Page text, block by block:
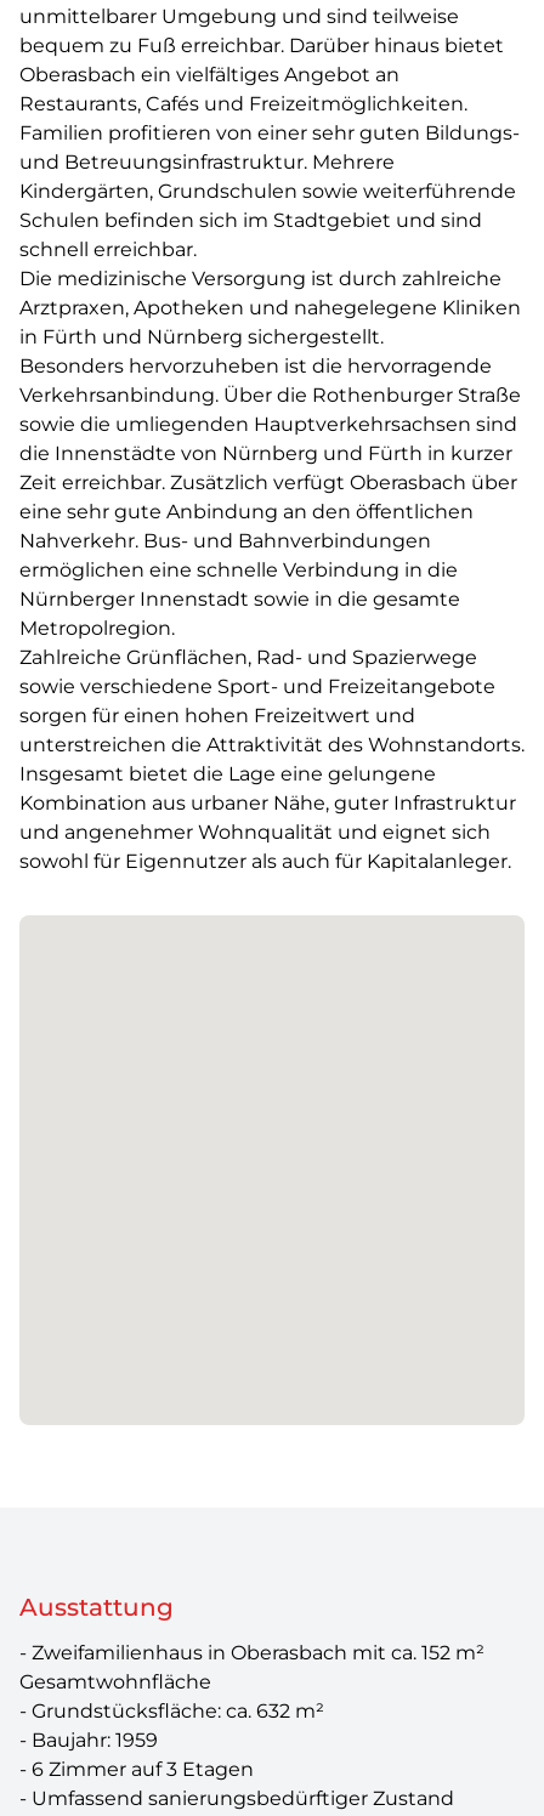
unmittelbarer Umgebung und sind teilweise
bequem zu Fuß erreichbar. Darüber hinaus bietet
Oberasbach ein vielfältiges Angebot an
Restaurants, Cafés und Freizeitmöglichkeiten.
Familien profitieren von einer sehr guten Bildungs-
und Betreuungsinfrastruktur. Mehrere
Kindergärten, Grundschulen sowie weiterführende
Schulen befinden sich im Stadtgebiet und sind
schnell erreichbar.
Die medizinische Versorgung ist durch zahlreiche
Arztpraxen, Apotheken und nahegelegene Kliniken
in Fürth und Nürnberg sichergestellt.
Besonders hervorzuheben ist die hervorragende
Verkehrsanbindung. Über die Rothenburger Straße
sowie die umliegenden Hauptverkehrsachsen sind
die Innenstädte von Nürnberg und Fürth in kurzer
Zeit erreichbar. Zusätzlich verfügt Oberasbach über
eine sehr gute Anbindung an den öffentlichen
Nahverkehr. Bus- und Bahnverbindungen
ermöglichen eine schnelle Verbindung in die
Nürnberger Innenstadt sowie in die gesamte
Metropolregion.
Zahlreiche Grünflächen, Rad- und Spazierwege
sowie verschiedene Sport- und Freizeitangebote
sorgen für einen hohen Freizeitwert und
unterstreichen die Attraktivität des Wohnstandorts.
Insgesamt bietet die Lage eine gelungene
Kombination aus urbaner Nähe, guter Infrastruktur
und angenehmer Wohnqualität und eignet sich
sowohl für Eigennutzer als auch für Kapitalanleger.
Ausstattung
- Zweifamilienhaus in Oberasbach mit ca. 152 m²
Gesamtwohnfläche
- Grundstücksfläche: ca. 632 m²
- Baujahr: 1959
- 6 Zimmer auf 3 Etagen
- Umfassend sanierungsbedürftiger Zustand